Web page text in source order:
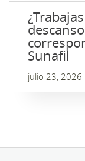
Sunafil
julio 23, 2026